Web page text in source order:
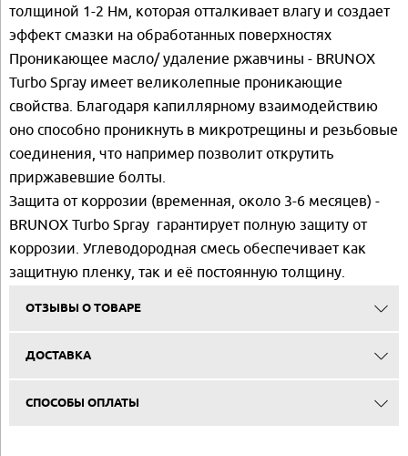
толщиной 1-2 Нм, которая отталкивает влагу и создает
эффект смазки на обработанных поверхностях
Проникающее масло/ удаление ржавчины - BRUNOX
Turbo Spray имеет великолепные проникающие
свойства. Благодаря капиллярному взаимодействию
оно способно проникнуть в микротрещины и резьбовые
соединения, что например позволит открутить
приржавевшие болты.
Защита от коррозии (временная, около 3-6 месяцев) -
BRUNOX Turbo Spray гарантирует полную защиту от
коррозии. Углеводородная смесь обеспечивает как
защитную пленку, так и её постоянную толщину.
ОТЗЫВЫ О ТОВАРЕ
ДОСТАВКА
СПОСОБЫ ОПЛАТЫ